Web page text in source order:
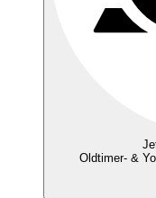
Oldtimer- &